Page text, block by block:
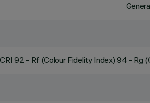
CRI92 - Rf (Colour Fidelity Index) 94 - Rg